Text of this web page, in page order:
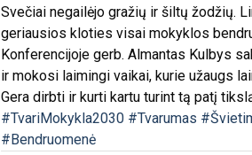
Svečiai negailėjo gražių ir šiltų žodžių.
geriausios kloties visai mokyklos
Konferencijoje gerb. Almantas Kulbys
ir mokosi laimingi vaikai, kurie užaugs
Gera dirbti ir kurti kartu turint tą patį
#TvariMokykla2030 #Tvarumas
#Bendruomenė